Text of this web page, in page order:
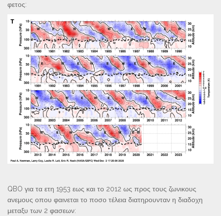
φετος:
QBO για τα ετη 1953 εως και το 2012 ως προς τους ζωνικους
ανεμους οπου φαινεται το ποσο τέλεια διατηρουνταν η διαδοχη
μεταξυ των 2 φασεων: